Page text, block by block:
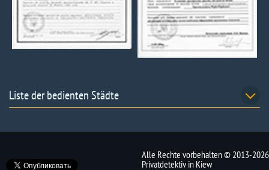
Liste der bedienten Städte
Alle Rechte vorbehalten © 2013-2026
Privatdetektiv in Kiew